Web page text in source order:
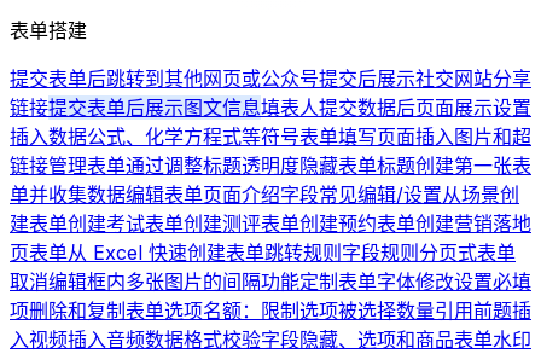
表单搭建
提交表单后跳转到其他网页或公众号提交后展示社交网站分享
链接提交表单后展示图文信息填表人提交数据后页面展示设置
插入数据公式、化学方程式等符号表单填写页面插入图片和超
链接管理表单通过调整标题透明度隐藏表单标题创建第一张表
单并收集数据编辑表单页面介绍字段常见编辑/设置从场景创
建表单创建考试表单创建测评表单创建预约表单创建营销落地
页表单从 Excel 快速创建表单跳转规则字段规则分页式表单
取消编辑框内多张图片的间隔功能定制表单字体修改设置必填
项删除和复制表单选项名额：限制选项被选择数量引用前题插
入视频插入音频数据格式校验字段隐藏、选项和商品表单水印